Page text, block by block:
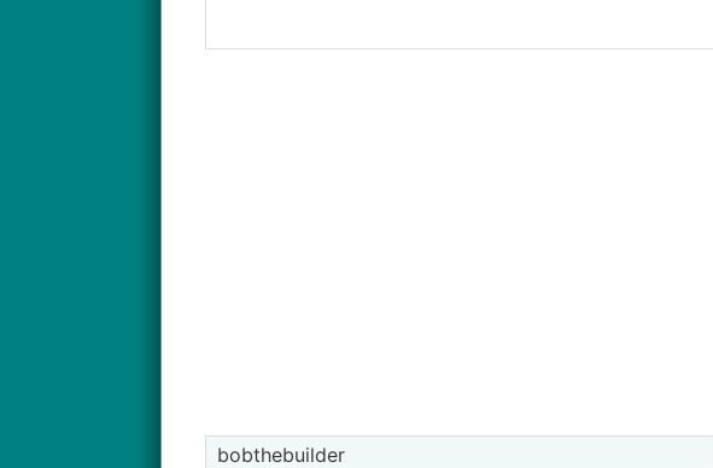
bobthebuilder